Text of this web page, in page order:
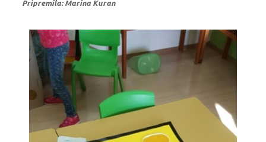
Pripremila: Marina Kuran